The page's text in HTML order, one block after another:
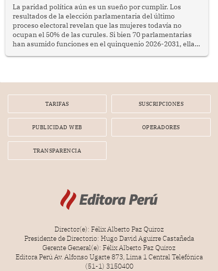
La paridad política aún es un sueño por cumplir. Los
resultados de la elección parlamentaria del último
proceso electoral revelan que las mujeres todavía no
ocupan el 50% de las curules. Si bien 70 parlamentarias
han asumido funciones en el quinquenio 2026-2031, ellas
TARIFAS SUSCRIPCIONES
PUBLICIDAD WEB OPERADORES
TRANSPARENCIA
Director(e): Félix Alberto Paz Quiroz
Presidente de Directorio: Hugo David Aguirre Castañeda
Gerente General(e): Félix Alberto Paz Quiroz
Editora Perú Av. Alfonso Ugarte 873, Lima 1 Central Telefónica
(51-1) 3150400